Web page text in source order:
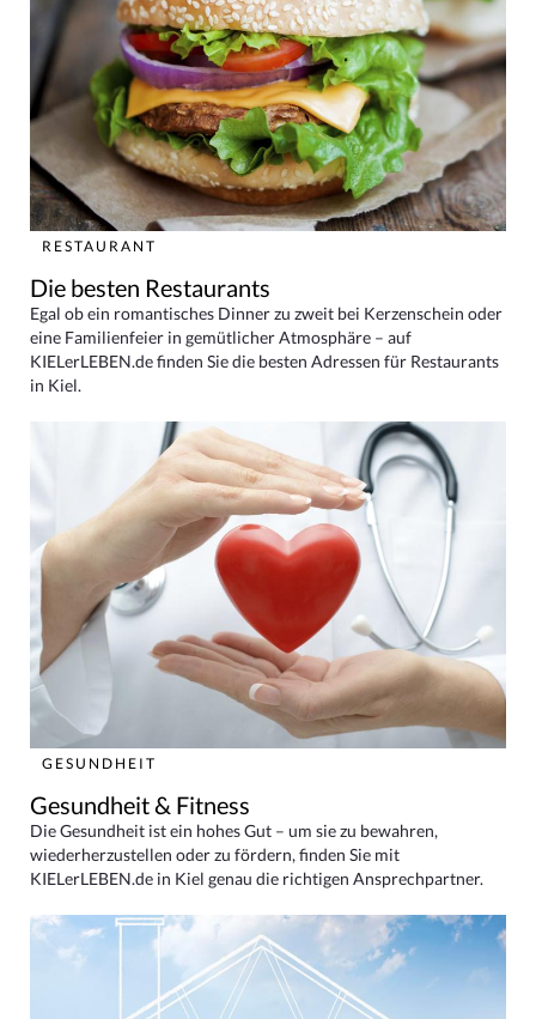
RESTAURANT
Die besten Restaurants
Egal ob ein romantisches Dinner zu zweit bei Kerzenschein oder
eine Familienfeier in gemütlicher Atmosphäre – auf
KIELerLEBEN.de finden Sie die besten Adressen für Restaurants
in Kiel.
GESUNDHEIT
Gesundheit & Fitness
Die Gesundheit ist ein hohes Gut – um sie zu bewahren,
wiederherzustellen oder zu fördern, finden Sie mit
KIELerLEBEN.de in Kiel genau die richtigen Ansprechpartner.